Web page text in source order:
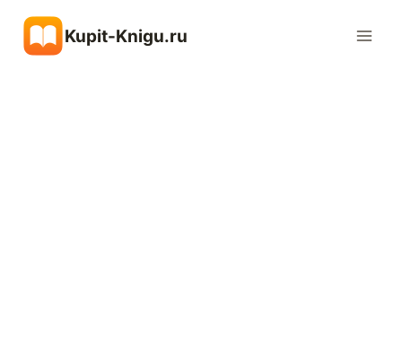
содержимому
Kupit-Knigu.ru